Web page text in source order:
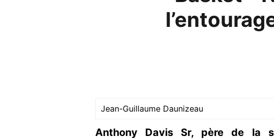
Jean-Guillaume Daunizeau
Anthony Davis Sr, père de la